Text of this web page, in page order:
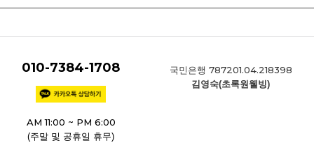
010-7384-1708
AM 11:00 ~ PM 6:00
(주말 및 공휴일 휴무)
국민은행 787201.04.218398
김영숙(초록원웰빙)